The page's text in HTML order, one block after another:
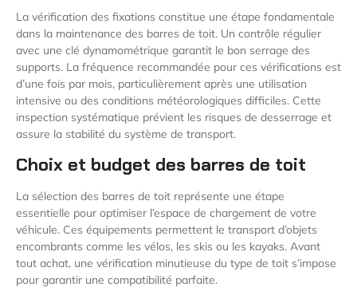
La vérification des fixations constitue une étape fondamentale
dans la maintenance des barres de toit. Un contrôle régulier
avec une clé dynamométrique garantit le bon serrage des
supports. La fréquence recommandée pour ces vérifications est
d’une fois par mois, particulièrement après une utilisation
intensive ou des conditions météorologiques difficiles. Cette
inspection systématique prévient les risques de desserrage et
assure la stabilité du système de transport.
Choix et budget des barres de toit
La sélection des barres de toit représente une étape
essentielle pour optimiser l’espace de chargement de votre
véhicule. Ces équipements permettent le transport d’objets
encombrants comme les vélos, les skis ou les kayaks. Avant
tout achat, une vérification minutieuse du type de toit s’impose
pour garantir une compatibilité parfaite.